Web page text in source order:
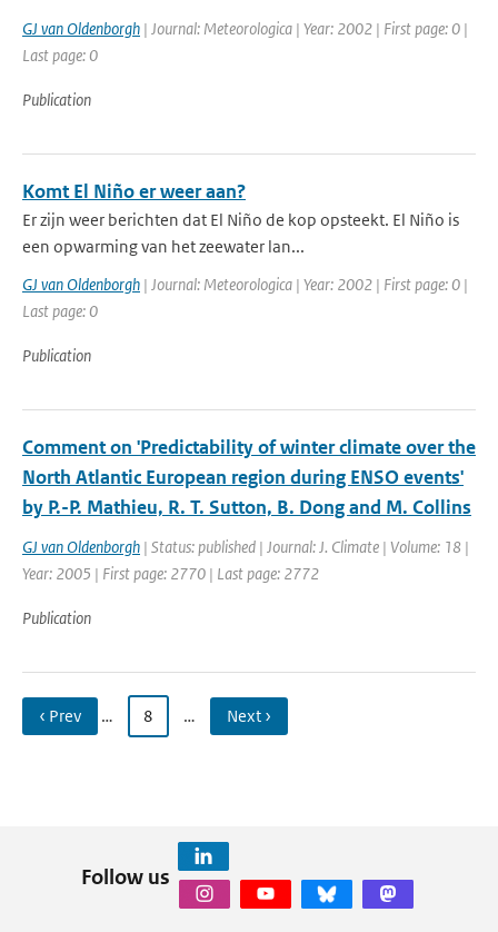
GJ van Oldenborgh | Journal: Meteorologica | Year: 2002 | First page: 0 |
Last page: 0
Publication
Komt El Niño er weer aan?
Er zijn weer berichten dat El Niño de kop opsteekt. El Niño is
een opwarming van het zeewater lan...
GJ van Oldenborgh | Journal: Meteorologica | Year: 2002 | First page: 0 |
Last page: 0
Publication
Comment on 'Predictability of winter climate over the
North Atlantic European region during ENSO events'
by P.-P. Mathieu, R. T. Sutton, B. Dong and M. Collins
GJ van Oldenborgh | Status: published | Journal: J. Climate | Volume: 18 |
Year: 2005 | First page: 2770 | Last page: 2772
Publication
‹ Prev … 8 … Next ›
Follow us